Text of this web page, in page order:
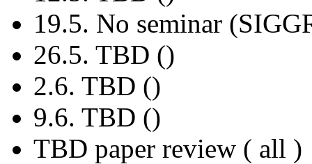
19.5. No seminar
26.5. TBD ()
2.6. TBD ()
9.6. TBD ()
TBD paper review ( all )